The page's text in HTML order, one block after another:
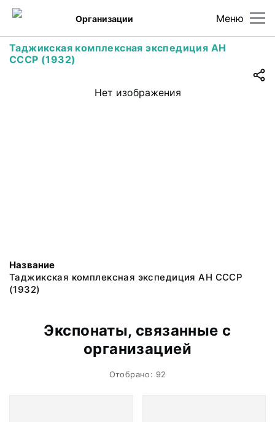
Меню
Организации
Таджикская комплексная экспедиция АН
СССР (1932)
Нет изображения
Название
Таджикская комплексная экспедиция АН СССР
(1932)
Экспонаты, связанные с
организацией
Отобрано: 92